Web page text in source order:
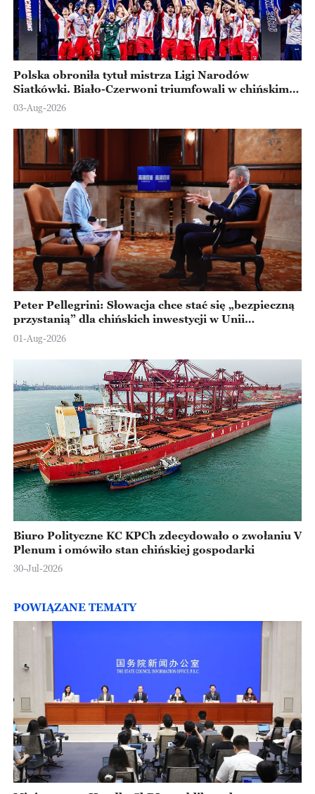
Polska obroniła tytuł mistrza Ligi Narodów
Siatkówki. Biało-Czerwoni triumfowali w chińskim
Ningbo
03-Aug-2026
Peter Pellegrini: Słowacja chce stać się „bezpieczną
przystanią” dla chińskich inwestycji w Unii
Europejskiej
01-Aug-2026
Biuro Polityczne KC KPCh zdecydowało o zwołaniu V
Plenum i omówiło stan chińskiej gospodarki
30-Jul-2026
POWIĄZANE TEMATY